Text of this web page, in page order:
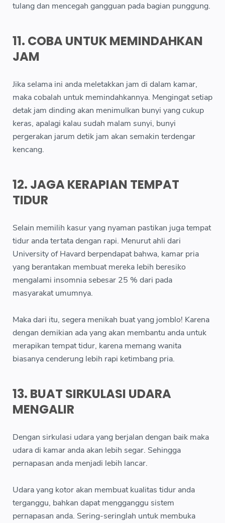
tulang dan mencegah gangguan pada bagian punggung.
11. COBA UNTUK MEMINDAHKAN
JAM
Jika selama ini anda meletakkan jam di dalam kamar,
maka cobalah untuk memindahkannya. Mengingat setiap
detak jam dinding akan menimulkan bunyi yang cukup
keras, apalagi kalau sudah malam sunyi, bunyi
pergerakan jarum detik jam akan semakin terdengar
kencang.
12. JAGA KERAPIAN TEMPAT
TIDUR
Selain memilih kasur yang nyaman pastikan juga tempat
tidur anda tertata dengan rapi. Menurut ahli dari
University of Havard berpendapat bahwa, kamar pria
yang berantakan membuat mereka lebih beresiko
mengalami insomnia sebesar 25 % dari pada
masyarakat umumnya.
Maka dari itu, segera menikah buat yang jomblo! Karena
dengan demikian ada yang akan membantu anda untuk
merapikan tempat tidur, karena memang wanita
biasanya cenderung lebih rapi ketimbang pria.
13. BUAT SIRKULASI UDARA
MENGALIR
Dengan sirkulasi udara yang berjalan dengan baik maka
udara di kamar anda akan lebih segar. Sehingga
pernapasan anda menjadi lebih lancar.
Udara yang kotor akan membuat kualitas tidur anda
terganggu, bahkan dapat mengganggu sistem
pernapasan anda. Sering-seringlah untuk membuka